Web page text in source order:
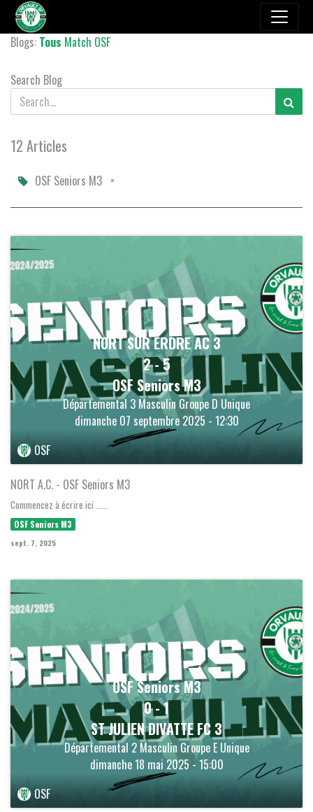
Blogs: Tous Match OSF
Search Blog
12 Articles
OSF Seniors M3 ×
NORT SUR ERDRE AC 3
2-5
OSF Seniors M3
Départemental 3 Masculin Groupe D Unique
dimanche 07 septembre 2025 - 12:30
OSF
NORT A.C. - OSF Seniors M3
Commencez à écrire ici ......
OSF Seniors M3
sept. 7, 2025
OSF Seniors M3
0-1
ST JULIEN DIVATTE FC 3
Départemental 2 Masculin Groupe E Unique
dimanche 18 mai 2025 - 15:00
OSF